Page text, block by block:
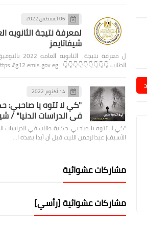
06 أغسطس 2022
شيفاتايمز
ل معرفة نتيجة
الطلاب 👇👇👇👇👇👇👇👇👇 https://g12.emis.gov.eg/ وال…
14 أكتوبر 2022
"كي لا تتوه يا صاحبي:
في الدراسات الدنيا" /
"كي لا تتوه يا صاحبي: حكاية طالب في الدراسات
الأسيف| عبدالرحمن الليث قبل أن أبدأ بهذه ا…
مشاركات عشوائية
مشاركات عشوائية [رأسي]